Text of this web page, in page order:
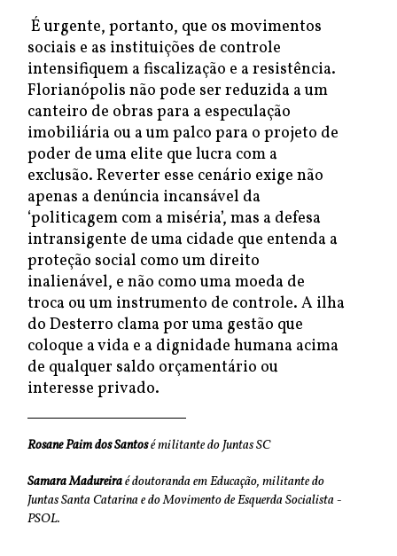
É urgente, portanto, que os movimentos
sociais e as instituições de controle
intensifiquem a fiscalização e a resistência.
Florianópolis não pode ser reduzida a um
canteiro de obras para a especulação
imobiliária ou a um palco para o projeto de
poder de uma elite que lucra com a
exclusão. Reverter esse cenário exige não
apenas a denúncia incansável da
‘politicagem com a miséria’, mas a defesa
intransigente de uma cidade que entenda a
proteção social como um direito
inalienável, e não como uma moeda de
troca ou um instrumento de controle. A ilha
do Desterro clama por uma gestão que
coloque a vida e a dignidade humana acima
de qualquer saldo orçamentário ou
interesse privado.
Rosane Paim dos Santosé militante do Juntas SC
Samara Madureiraé doutoranda em Educação, militante do
Juntas Santa Catarina e do Movimento de Esquerda Socialista -
PSOL.